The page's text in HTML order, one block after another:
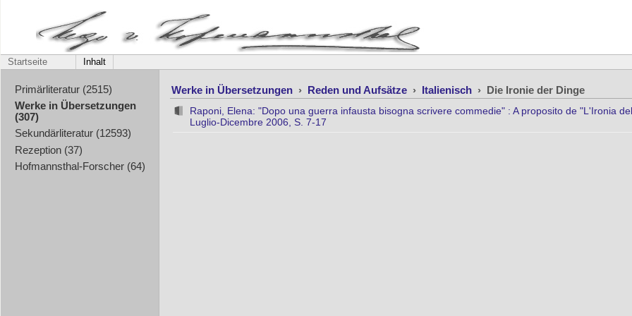
Startseite Inhalt
Primärliteratur (2515)
Werke in Übersetzungen
(307)
Sekundärliteratur (12593)
Rezeption (37)
Hofmannsthal-Forscher (64)
Werke in Übersetzungen › Reden und Aufsätze › Italienisch › Die Ironie der Dinge
Raponi, Elena: "Dopo una guerra infausta bisogna scrivere commedie" : A proposito de "L'Ironia
Luglio-Dicembre 2006, S. 7-17